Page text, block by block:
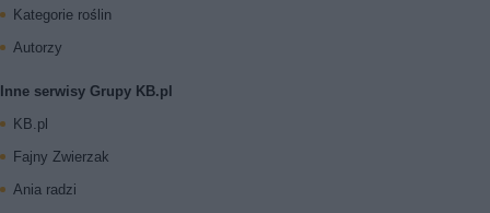
Kategorie roślin
Autorzy
Inne serwisy Grupy KB.pl
KB.pl
Fajny Zwierzak
Ania radzi